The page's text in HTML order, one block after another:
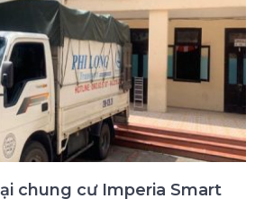
chung cư Imperia Smart